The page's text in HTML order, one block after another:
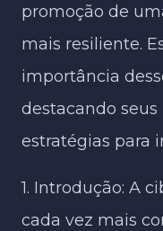
promoção de
mais resiliente.
importância
destacando
estratégias para
1. Introdução: A
cada vez mais